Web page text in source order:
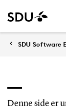
SDU Software
Denne side er